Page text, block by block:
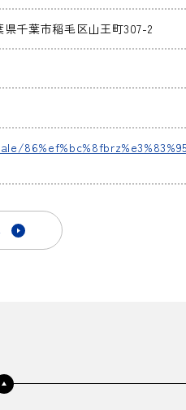
千葉市稲毛区山王町307-2